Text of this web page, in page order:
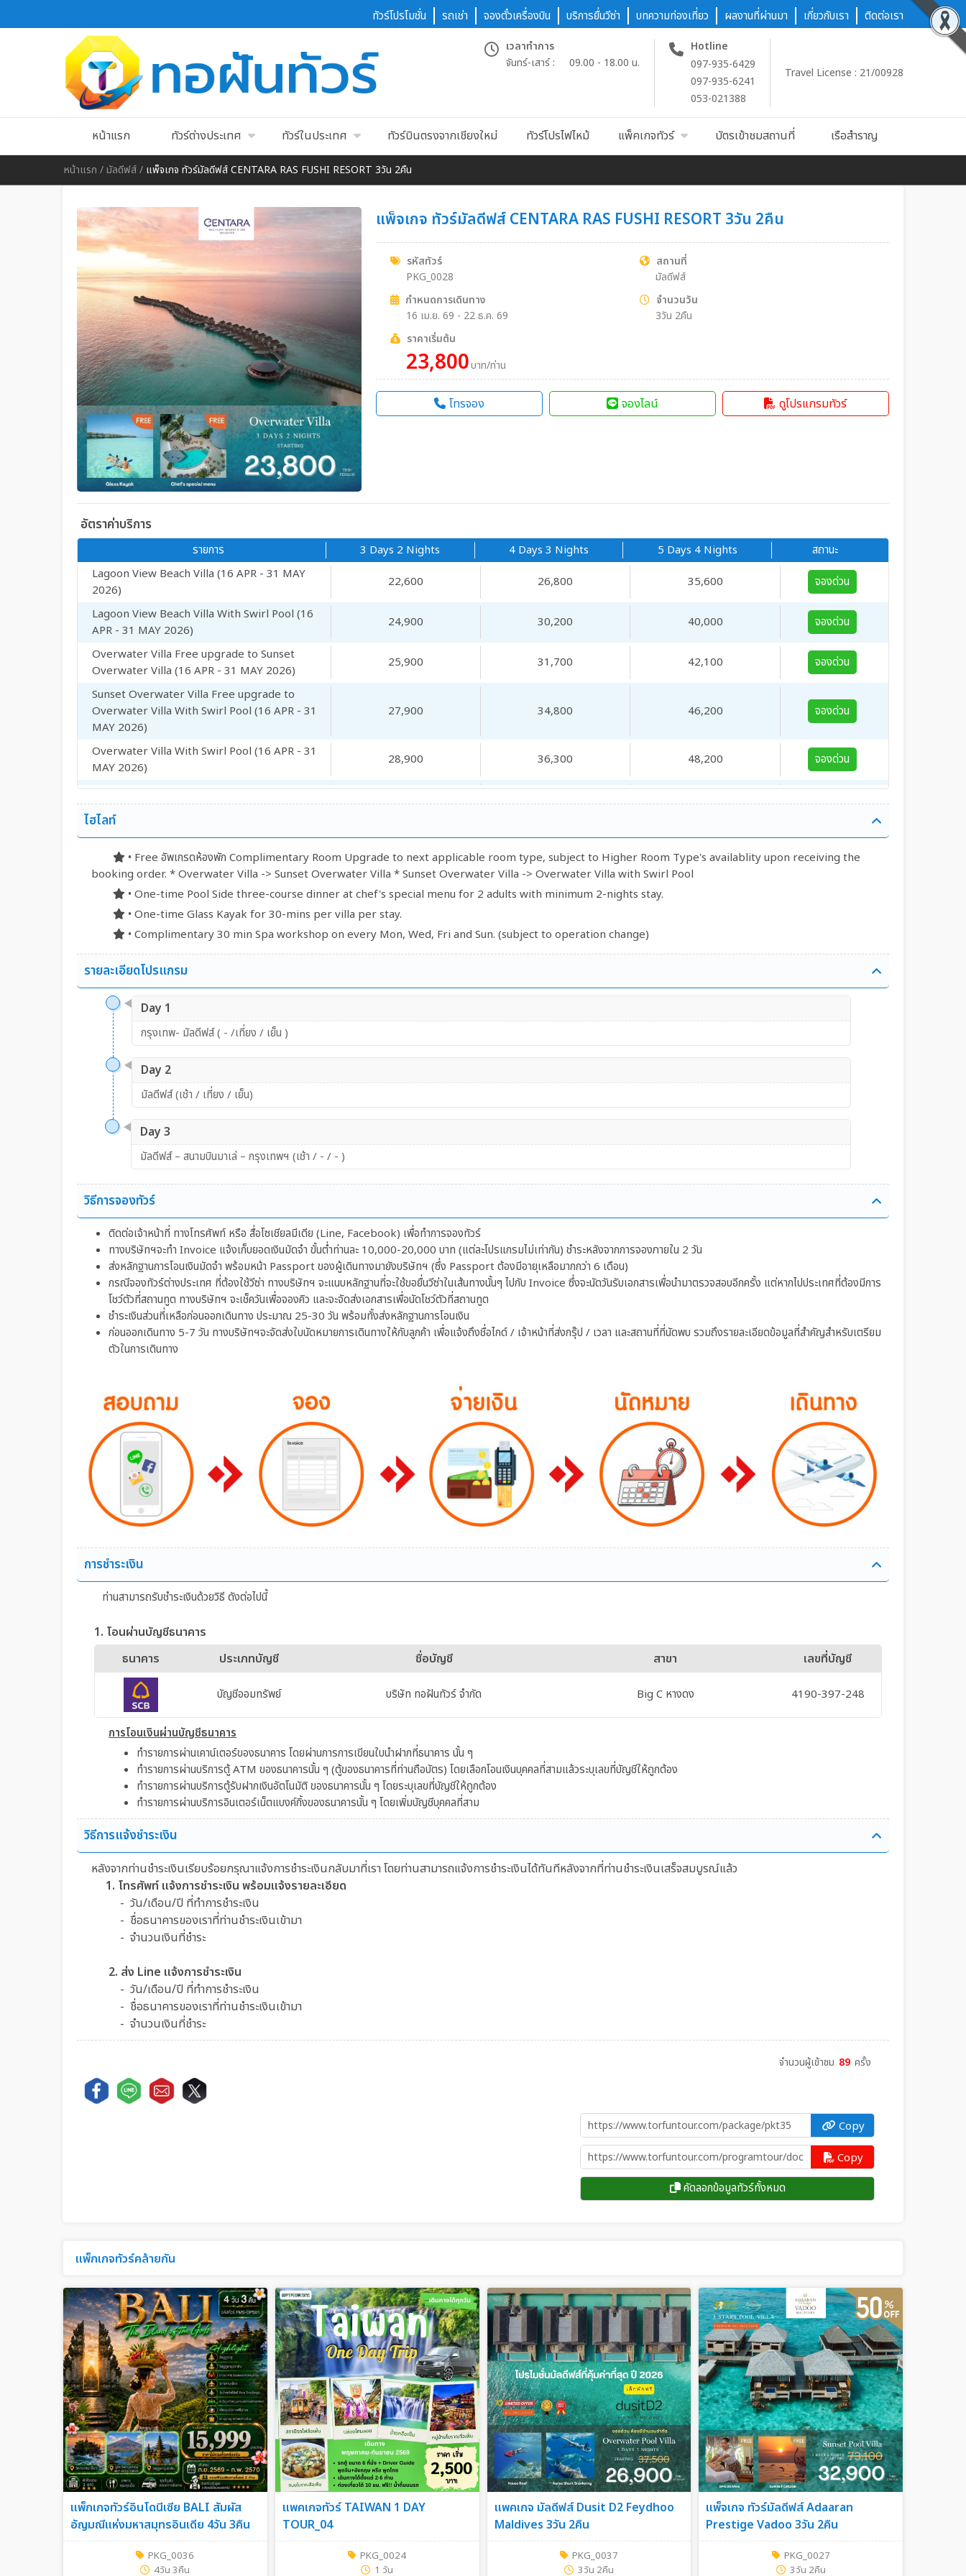
ทัวร์โปรโมชั่น รถเช่า จองตั๋วเครื่องบิน บริการยื่นวีซ่า บทความท่องเที่ยว ผลงานที่ผ่านมา เกี่ยวกับเรา ติดต่อเรา
เวลาทำการ
จันทร์-เสาร์ :
09.00 - 18.00 น.
Hotline
097-935-6429
097-935-6241
053-021388
Travel License : 21/00928
หน้าแรก ทัวร์ต่างประเทศ ทัวร์ในประเทศ ทัวร์บินตรงจากเชียงใหม่ ทัวร์โปรไฟไหม้ แพ็คเกจทัวร์ บัตรเข้าชมสถานที่ เรือสำราญ
หน้าแรก /มัลดีฟส์/ แพ็จเกจ ทัวร์มัลดีฟส์ CENTARA RAS FUSHI RESORT 3วัน 2คืน
แพ็จเกจ ทัวร์มัลดีฟส์ CENTARA RAS FUSHI RESORT 3วัน 2คืน
รหัสทัวร์
PKG_0028
สถานที่
มัลดีฟส์
กำหนดการเดินทาง
16 เม.ย. 69 - 22 ธ.ค. 69
จำนวนวัน
3วัน 2คืน
ราคาเริ่มต้น
23,800บาท/ท่าน
โทรจอง จองไลน์ ดูโปรแกรมทัวร์
อัตราค่าบริการ
รายการ 3 Days 2 Nights 4 Days 3 Nights 5 Days 4 Nights
สถานะ
Lagoon View Beach Villa (16 APR - 31 MAY
2026)
22,600 26,800 35,600
จองด่วน
Lagoon View Beach Villa With Swirl Pool (16
APR - 31 MAY 2026)
24,900 30,200 40,000
จองด่วน
Overwater Villa Free upgrade to Sunset
Overwater Villa (16 APR - 31 MAY 2026)
25,900 31,700 42,100
จองด่วน
Sunset Overwater Villa Free upgrade to
Overwater Villa With Swirl Pool (16 APR - 31
MAY 2026)
27,900 34,800 46,200 จองด่วน
Overwater Villa With Swirl Pool (16 APR - 31
MAY 2026)
28,900 36,300 48,200
จองด่วน
Sunset Overwater Villa With Swirl Pool (16
APR - 31 MAY 2026)
31,200 39,700 52,700
จองด่วน
2026)
21,800 25,600 33,900
จองด่วน
Lagoon View Beach Villa With Swirl Pool (1 JUN
- 31 AUG 2026)
22,800 27,100 36,000
Overwater Villa Free upgrade to Sunset
Overwater Villa (1 JUN - 31 AUG 2026)
23,800
Sunset Overwater Villa Free upgrade to
Overwater Villa With Swirl Pool (1 JUN - 31
AUG 2026)
Overwater Villa With Swirl Pool (1 JUN - 31
AUG 2026)
26,100 32,000 42,500
จองด่วน
Sunset Overwater Villa With Swirl Pool (1 JUN
- 31 AUG 2026)
27,900 34,800 46,200
จองด่วน
Lagoon View Beach Villa (1 SEP - 15 OCT 2026
Lagoon View Beach Villa With Swirl Pool (1 SEP
- 15 OCT 2026 )
Overwater Villa (1 SEP - 15 OCT 2026 ) 24,900 30,200 40,000
จองด่วน
Sunset Overwater Villa (1 SEP - 15 OCT 2026 )
Overwater Villa With Swirl Pool (1 SEP - 15
OCT 2026 )
27,500 34,100
Sunset Overwater Villa With Swirl Pool (1 SEP -
15 OCT 2026 )
29,600 37,200 49,400
จองด่วน
Lagoon View Beach Villa ( 16 OCT - 22 DEC
2026)
26,100 32,000
Lagoon View Beach Villa With Swirl Pool ( 16
Overwater Villa ( 16 OCT - 22 DEC 2026) 49,000
จองด่วน
Sunset Overwater Villa ( 16 OCT - 22 DEC
2026)
52,700
จองด่วน
Overwater Villa With Swirl Pool ( 16 OCT - 22
DEC 2026)
32,200 41,200 54,700
จองด่วน
Sunset Overwater Villa With Swirl Pool ( 16
OCT - 22 DEC 2026)
59,600 จองด่วน
ไฮไลท์
• Free อัพเกรดห้องพัก Complimentary Room Upgrade to next applicable room type, subject to Higher Room Type's availablity upon receiving the
booking order. * Overwater Villa -> Sunset Overwater Villa * Sunset Overwater Villa -> Overwater Villa with Swirl Pool
• One-time Pool Side three-course dinner at chef's special menu for 2 adults with minimum 2-nights stay.
• One-time Glass Kayak for 30-mins per villa per stay.
• Complimentary 30 min Spa workshop on every Mon, Wed, Fri and Sun. (subject to operation change)
รายละเอียดโปรแกรม
Day 1
กรุงเทพ- มัลดีฟส์ ( - /เที่ยง / เย็น )
Day 2
มัลดีฟส์ (เช้า / เที่ยง / เย็น)
Day 3
มัลดีฟส์ – สนามบินมาเล่ – กรุงเทพฯ (เช้า / - / - )
วิธีการจองทัวร์
ติดต่อเจ้าหน้าที่ ทางโทรศัพท์ หรือ สื่อโซเชียลมีเดีย (Line, Facebook) เพื่อทำการจองทัวร์
ทางบริษัทฯจะทำ Invoice แจ้งเก็บยอดเงินมัดจำ ขั้นต่ำท่านละ 10,000-20,000 บาท (แต่ละโปรแกรมไม่เท่ากัน) ชำระหลังจากการจองภายใน 2 วัน
ส่งหลักฐานการโอนเงินมัดจำ พร้อมหน้า Passport ของผู้เดินทางมายังบริษัทฯ (ซึ่ง Passport ต้องมีอายุเหลือมากกว่า 6 เดือน)
กรณีจองทัวร์ต่างประเทศ ที่ต้องใช้วีซ่า ทางบริษัทฯ จะแนบหลักฐานที่จะใช้ขอยื่นวีซ่าในเส้นทางนั้นๆ ไปกับ Invoice ซึ่งจะนัดวันรับเอกสารเพื่อนำมาตรวจสอบอีกครั้ง แต่หากไปประเทศที่ต้องมีการ
โชว์ตัวที่สถานทูต ทางบริษัทฯ จะเช็ควันเพื่อจองคิว และจะจัดส่งเอกสารเพื่อนัดโชว์ตัวที่สถานทูต
ชำระเงินส่วนที่เหลือก่อนออกเดินทาง ประมาณ 25-30 วัน พร้อมทั้งส่งหลักฐานการโอนเงิน
ก่อนออกเดินทาง 5-7 วัน ทางบริษัทฯจะจัดส่งใบนัดหมายการเดินทางให้กับลูกค้า เพื่อแจ้งถึงชื่อไกด์ / เจ้าหน้าที่ส่งกรุ๊ป / เวลา และสถานที่ที่นัดพบ รวมถึงรายละเอียดข้อมูลที่สำคัญสำหรับเตรียม
ตัวในการเดินทาง
การชำระเงิน
ท่านสามารถรับชำระเงินด้วยวิธี ดังต่อไปนี้
1. โอนผ่านบัญชีธนาคาร
ธนาคาร
ประเภทบัญชี ชื่อบัญชี สาขา เลขที่บัญชี
บัญชีออมทรัพย์ บริษัท ทอฝันทัวร์ จำกัด Big C หางดง 4190-397-248
การโอนเงินผ่านบัญชีธนาคาร
ทำรายการผ่านเคาน์เตอร์ของธนาคาร โดยผ่านการการเขียนใบนำฝากที่ธนาคาร นั้น ๆ
ทำรายการผ่านบริการตู้ ATM ของธนาคารนั้น ๆ (ตู้ของธนาคารที่ท่านถือบัตร) โดยเลือกโอนเงินบุคคลที่สามแล้วระบุเลขที่บัญชีให้ถูกต้อง
ทำรายการผ่านบริการตู้รับฝากเงินอัตโนมัติ ของธนาคารนั้น ๆ โดยระบุเลขที่บัญชีให้ถูกต้อง
ทำรายการผ่านบริการอินเตอร์เน็ตแบงค์กิ้งของธนาคารนั้น ๆ โดยเพิ่มบัญชีบุคคลที่สาม
วิธีการแจ้งชำระเงิน
หลังจากท่านชำระเงินเรียบร้อยกรุณาแจ้งการชำระเงินกลับมาที่เรา โดยท่านสามารถแจ้งการชำระเงินได้ทันทีหลังจากที่ท่านชำระเงินเสร็จสมบูรณ์แล้ว
1. โทรศัพท์ แจ้งการชำระเงิน พร้อมแจ้งรายละเอียด
- วัน/เดือน/ปี ที่ทำการชำระเงิน
- ชื่อธนาคารของเราที่ท่านชำระเงินเข้ามา
- จำนวนเงินที่ชำระ
2. ส่ง Line แจ้งการชำระเงิน
- วัน/เดือน/ปี ที่ทำการชำระเงิน
- ชื่อธนาคารของเราที่ท่านชำระเงินเข้ามา
- จำนวนเงินที่ชำระ
จำนวนผู้เข้าชม 89 ครั้ง
Copy
Copy
คัดลอกข้อมูลทัวร์ทั้งหมด
แพ็กเกจทัวร์คล้ายกัน
แพ็กเกจทัวร์อินโดนีเซีย BALI สัมผัส
อัญมณีแห่งมหาสมุทรอินเดีย 4วัน 3คืน
PKG_0036
4วัน 3คืน
แพคเกจทัวร์ TAIWAN 1 DAY
TOUR_04
PKG_0024
1 วัน
แพคเกจ มัลดีฟส์ Dusit D2 Feydhoo
Maldives 3วัน 2คืน
PKG_0037
3วัน 2คืน
แพ็จเกจ ทัวร์มัลดีฟส์ Adaaran
Prestige Vadoo 3วัน 2คืน
PKG_0027
3วัน 2คืน